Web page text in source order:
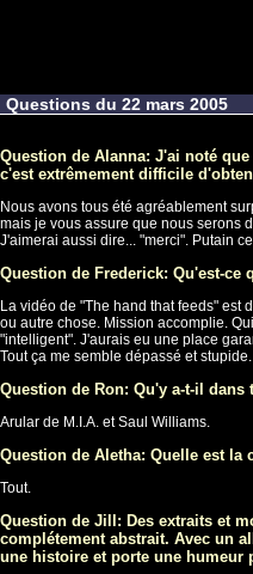
Questions du 22 mars 2005
Question de Alanna: J'ai noté
c'est extrêmement difficile
Nous avons tous été agréablement
mais je vous assure que nous serons
J'aimerai aussi dire... "merci". Putain
Question de Frederick: Qu'est-ce
La vidéo de "The hand that feeds"
ou autre chose. Mission accomplie.
"intelligent". J'aurais eu une place
Tout ça me semble dépassé et
Question de Ron: Qu'y a-t-il
Arular de M.I.A. et Saul Williams.
Question de Aletha: Quelle est la
Tout.
Question de Jill: Des extraits et
complétement abstrait. Avec un
une histoire et porte une humeur